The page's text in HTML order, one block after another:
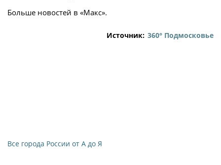
Больше новостей в «Макс».
Источник: 360° Подмосковье
Все города России от А до Я